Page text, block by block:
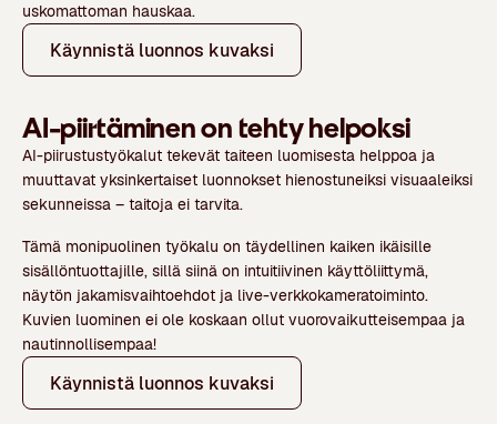
uskomattoman hauskaa.
Käynnistä luonnos kuvaksi
AI-piirtäminen on tehty helpoksi
AI-piirustustyökalut tekevät taiteen luomisesta helppoa ja
muuttavat yksinkertaiset luonnokset hienostuneiksi visuaaleiksi
sekunneissa – taitoja ei tarvita.
Tämä monipuolinen työkalu on täydellinen kaiken ikäisille
sisällöntuottajille, sillä siinä on intuitiivinen käyttöliittymä,
näytön jakamisvaihtoehdot ja live-verkkokameratoiminto.
Kuvien luominen ei ole koskaan ollut vuorovaikutteisempaa ja
nautinnollisempaa!
Käynnistä luonnos kuvaksi